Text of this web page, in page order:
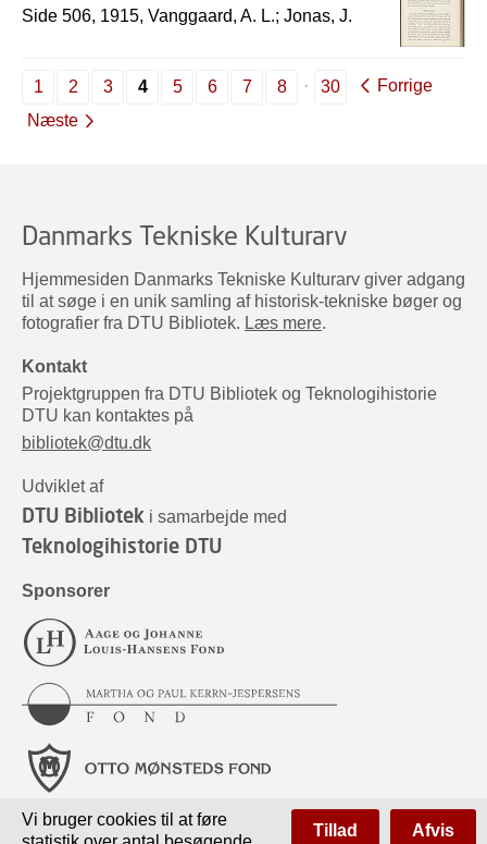
Side 506, 1915, Vanggaard, A. L.; Jonas, J.
1 2 3 4 5 6 7 8 30
Forrige
Næste
Danmarks Tekniske Kulturarv
Hjemmesiden Danmarks Tekniske Kulturarv giver adgang
til at søge i en unik samling af historisk-tekniske bøger og
fotografier fra DTU Bibliotek. Læs mere.
Kontakt
Projektgruppen fra DTU Bibliotek og Teknologihistorie
DTU kan kontaktes på
bibliotek@dtu.dk
Udviklet af
DTU Bibliotek i samarbejde med
Teknologihistorie DTU
Sponsorer
Vi bruger cookies til at føre
Tillad Afvis